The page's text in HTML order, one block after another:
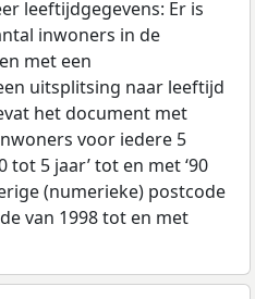
leeftijdgegevens: Er is
inwoners in de
met een
uitsplitsing naar leeftijd
het document met
voor iedere 5
tot 5 jaar’ tot en met ‘90
(numerieke) postcode
van 1998 tot en met